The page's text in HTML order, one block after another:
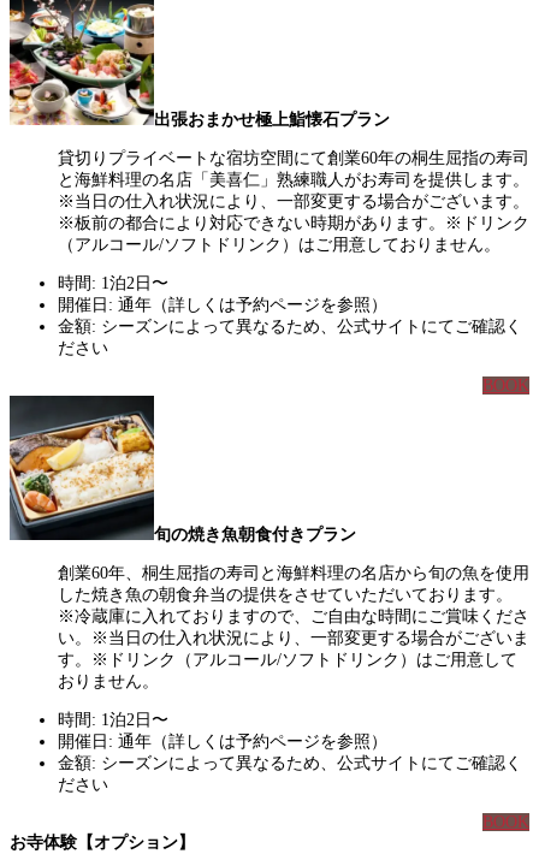
出張おまかせ極上鮨懐石プラン
貸切りプライベートな宿坊空間にて創業60年の桐生屈指の寿司
と海鮮料理の名店「美喜仁」熟練職人がお寿司を提供します。
※当日の仕入れ状況により、一部変更する場合がございます。
※板前の都合により対応できない時期があります。※ドリンク
（アルコール/ソフトドリンク）はご用意しておりません。
時間: 1泊2日〜
開催日: 通年（詳しくは予約ページを参照）
金額: シーズンによって異なるため、公式サイトにてご確認く
ださい
BOOK
旬の焼き魚朝食付きプラン
創業60年、桐生屈指の寿司と海鮮料理の名店から旬の魚を使用
した焼き魚の朝食弁当の提供をさせていただいております。
※冷蔵庫に入れておりますので、ご自由な時間にご賞味くださ
い。※当日の仕入れ状況により、一部変更する場合がございま
す。※ドリンク（アルコール/ソフトドリンク）はご用意して
おりません。
時間: 1泊2日〜
開催日: 通年（詳しくは予約ページを参照）
金額: シーズンによって異なるため、公式サイトにてご確認く
ださい
BOOK
お寺体験【オプション】